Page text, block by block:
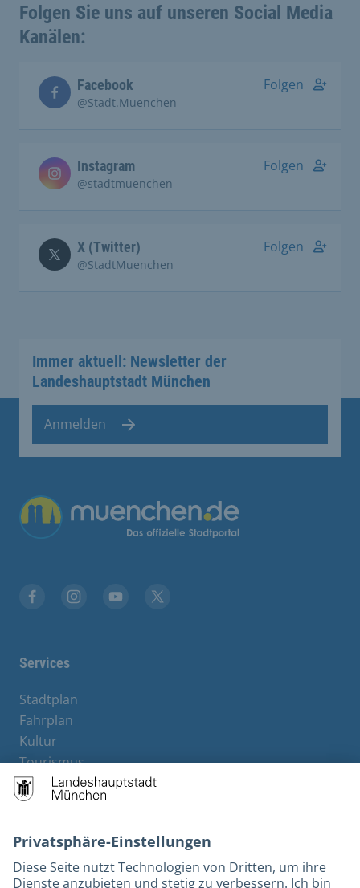
Folgen Sie uns auf unseren Social Media
Kanälen:
Facebook
@Stadt.Muenchen
Folgen
Instagram
@stadtmuenchen
Folgen
X (Twitter)
@StadtMuenchen
Folgen
Immer aktuell: Newsletter der
Landeshauptstadt München
Anmelden
Services
Stadtplan
Fahrplan
Kultur
Tourismus
M-Strom
Bürgerservice
Kontakt